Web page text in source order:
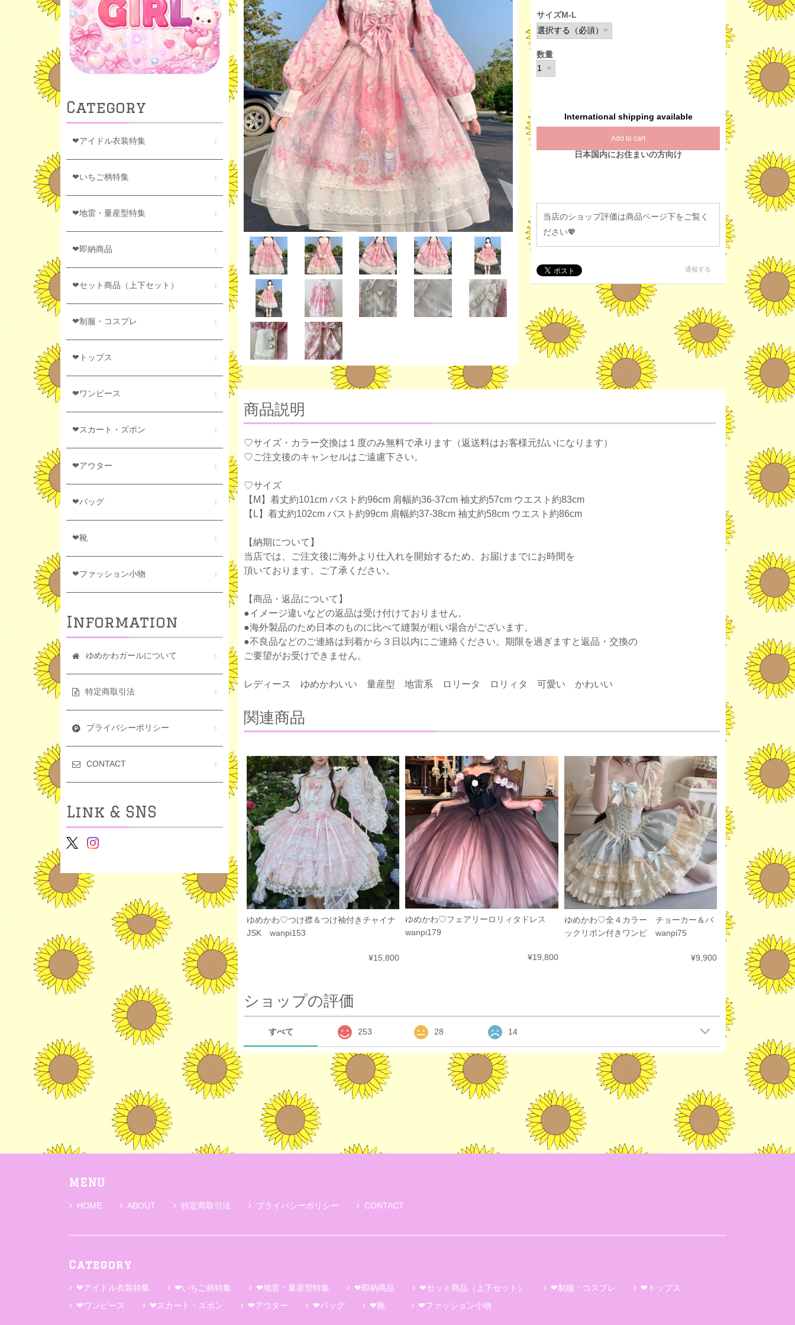
サイズM-L
数量
International shipping available
Add to cart
日本国内にお住まいの方向け
当店のショップ評価は商品ページ下をご覧く
ださい💖
通報する
商品説明
♡サイズ・カラー交換は１度のみ無料で承ります（返送料はお客様元払いになります）
♡ご注文後のキャンセルはご遠慮下さい。
♡サイズ
【M】着丈約101cm バスト約96cm 肩幅約36-37cm 袖丈約57cm ウエスト約83cm
【L】着丈約102cm バスト約99cm 肩幅約37-38cm 袖丈約58cm ウエスト約86cm
【納期について】
当店では、ご注文後に海外より仕入れを開始するため、お届けまでにお時間を
頂いております。ご了承ください。
【商品・返品について】
●イメージ違いなどの返品は受け付けておりません。
●海外製品のため日本のものに比べて縫製が粗い場合がございます。
●不良品などのご連絡は到着から３日以内にご連絡ください。期限を過ぎますと返品・交換の
ご要望がお受けできません。
レディース ゆめかわいい 量産型 地雷系 ロリータ ロリィタ 可愛い かわいい
関連商品
ゆめかわ♡つけ襟＆つけ袖付きチャイナ
JSK wanpi153
¥15,800
ゆめかわ♡フェアリーロリィタドレス
wanpi179
¥19,800
ゆめかわ♡全４カラー チョーカー＆バ
ックリボン付きワンピ wanpi75
¥9,900
ショップの評価
すべて 253 28 14
Category
❤アイドル衣装特集
❤いちご柄特集
❤地雷・量産型特集
❤即納商品
❤セット商品（上下セット）
❤制服・コスプレ
❤トップス
❤ワンピース
❤スカート・ズボン
❤アウター
❤バッグ
❤靴
❤ファッション小物
Information
ゆめかわガールについて
特定商取引法
プライバシーポリシー
CONTACT
Link & SNS
MENU
HOME ABOUT 特定商取引法 プライバシーポリシー CONTACT
Category
❤アイドル衣装特集 ❤いちご柄特集 ❤地雷・量産型特集 ❤即納商品 ❤セット商品（上下セット） ❤制服・コスプレ
❤トップス
❤ワンピース
❤スカート・ズボン ❤アウター ❤バッグ ❤靴 ❤ファッション小物